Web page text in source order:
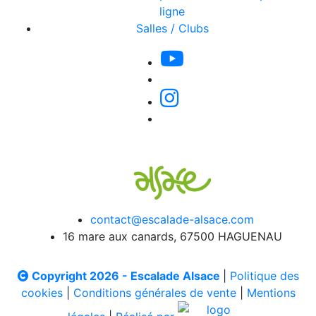
ligne
Salles / Clubs
contact@escalade-alsace.com
16 mare aux canards, 67500 HAGUENAU
Copyright 2026 - Escalade Alsace
Politique des
cookies| Conditions générales de vente| Mentions